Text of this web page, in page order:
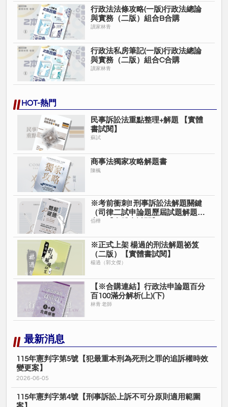
行政法法條攻略(一版)行政法總論
與實務（二版）組合B合購
讀家林青
行政法私房筆記(一版)行政法總論
與實務（二版）組合C合購
讀家林青
HOT-熱門
民事訴訟法重點整理+解題 【實體
書試閱】
蘇試
商事法獨家攻略解題書
陳楓
※考前衝刺!! 刑事訴訟法解題關鍵
（司律二試申論題歷屆試題解題
書）【實體書試閱】
伯樺
※正式上架 楊過的刑法解題祕笈
（二版）【實體書試閱】
楊過（郭文傑）
【※合購連結】行政法申論題百分
百100滿分解析(上)(下)
林青 老師
最新消息
115年憲判字第5號【犯最重本刑為死刑之罪的追訴權時效
變更案】
2026-06-05
115年憲判字第4號【刑事訴訟上訴不可分原則適用範圍